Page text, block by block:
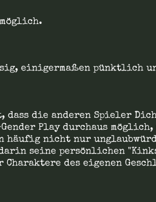
einigermaßen pünktlich
dass die anderen Spieler
Play durchaus
häufig nicht nur
seine persönlichen
des eigenen